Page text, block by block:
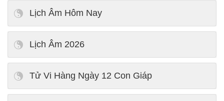
Lịch Âm Hôm Nay
Lịch Âm 2026
Tử Vi Hàng Ngày 12 Con Giáp